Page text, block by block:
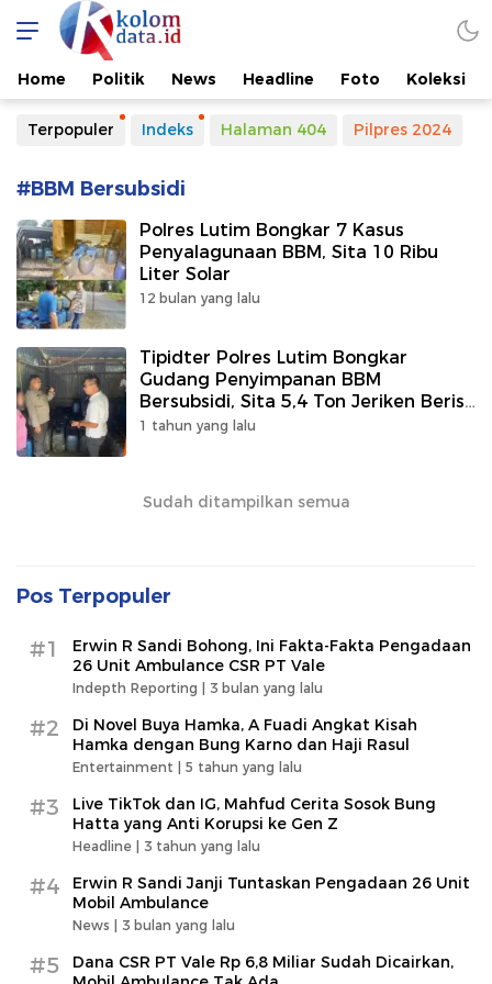
Kolomdata.id
Home Politik News Headline Foto Koleksi
Terpopuler Indeks Halaman 404 Pilpres 2024
#BBM Bersubsidi
Polres Lutim Bongkar 7 Kasus
Penyalagunaan BBM, Sita 10 Ribu
Liter Solar
12 bulan yang lalu
Tipidter Polres Lutim Bongkar
Gudang Penyimpanan BBM
Bersubsidi, Sita 5,4 Ton Jeriken Berisi
Solar
1 tahun yang lalu
Sudah ditampilkan semua
Pos Terpopuler
#1
Erwin R Sandi Bohong, Ini Fakta-Fakta Pengadaan
26 Unit Ambulance CSR PT Vale
Indepth Reporting | 3 bulan yang lalu
#2
Di Novel Buya Hamka, A Fuadi Angkat Kisah
Hamka dengan Bung Karno dan Haji Rasul
Entertainment | 5 tahun yang lalu
#3
Live TikTok dan IG, Mahfud Cerita Sosok Bung
Hatta yang Anti Korupsi ke Gen Z
Headline | 3 tahun yang lalu
#4
Erwin R Sandi Janji Tuntaskan Pengadaan 26 Unit
Mobil Ambulance
News | 3 bulan yang lalu
#5
Dana CSR PT Vale Rp 6,8 Miliar Sudah Dicairkan,